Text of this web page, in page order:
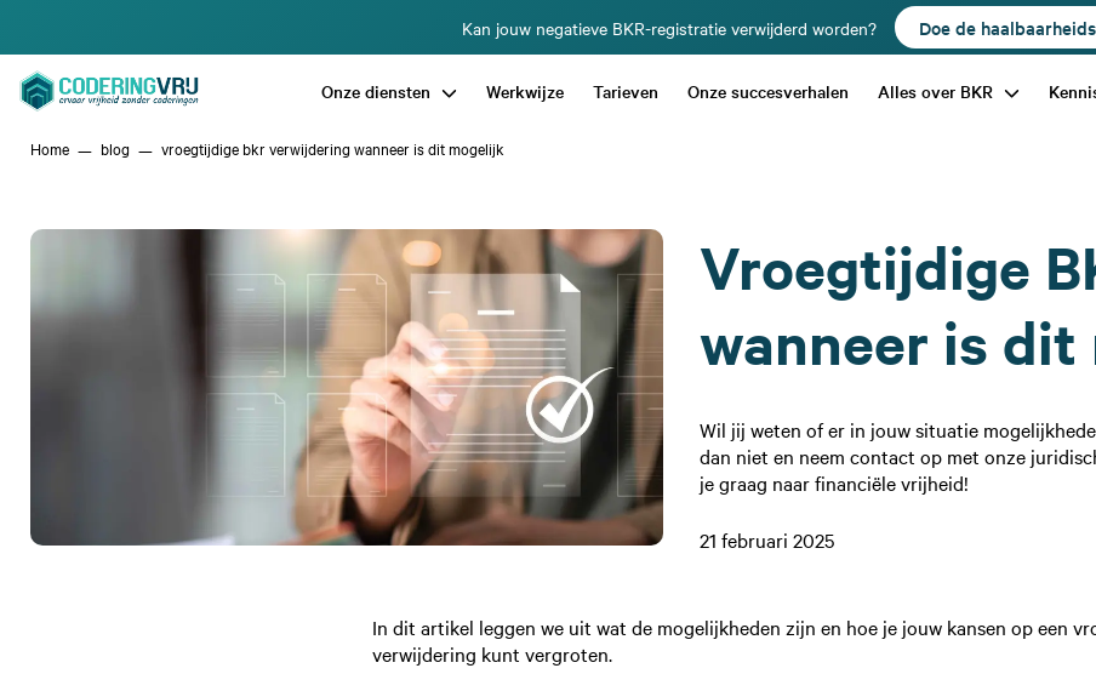
Kan jouw negatieve BKR-registratie verwijderd worden? Doe de
Onze diensten Werkwijze Tarieven Onze succesverhalen Alles over BKR
Home blog vroegtijdige bkr verwijdering wanneer is dit mogelijk
Vroegtijdige
wanneer is dit
Wil jij weten of er in jouw situatie
dan niet en neem contact op met onze
je graag naar financiële vrijheid!
21 februari 2025
In dit artikel leggen we uit wat de mogelijkheden zijn en hoe je jouw kansen op een
verwijdering kunt vergroten.